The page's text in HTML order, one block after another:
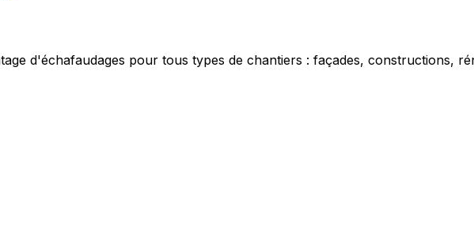
d'échafaudages pour tous types de chantiers : façades, constructions,